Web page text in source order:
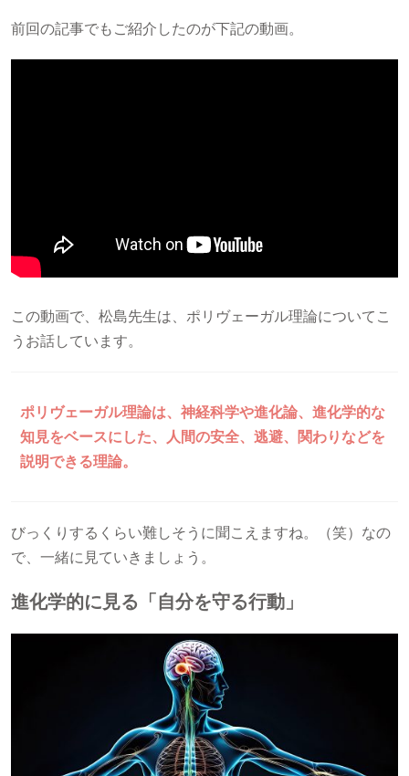
前回の記事でもご紹介したのが下記の動画。
この動画で、松島先生は、ポリヴェーガル理論についてこ
うお話しています。
ポリヴェーガル理論は、神経科学や進化論、進化学的な
知見をベースにした、人間の安全、逃避、関わりなどを
説明できる理論。
びっくりするくらい難しそうに聞こえますね。（笑）なの
で、一緒に見ていきましょう。
進化学的に見る「自分を守る行動」